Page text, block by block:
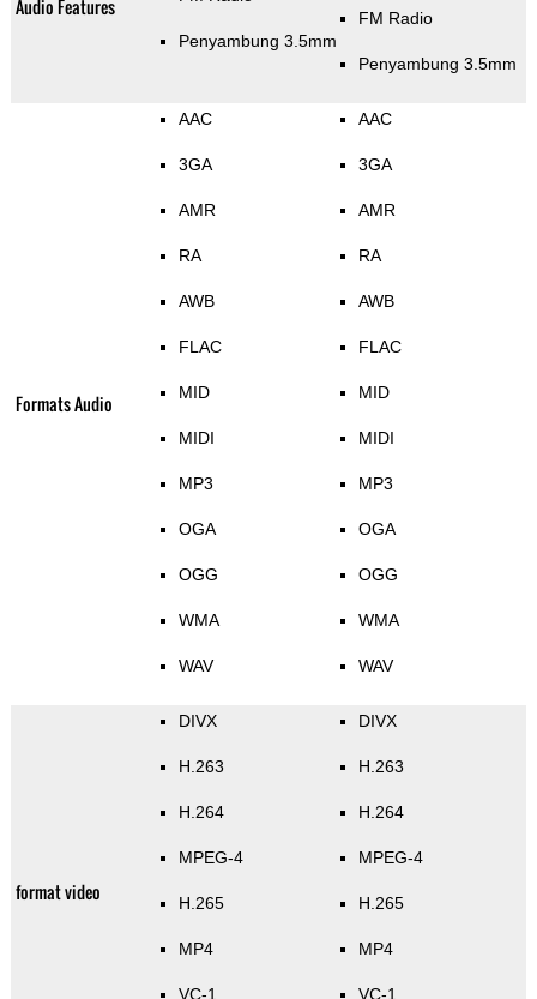
Audio Features
Penyambung 3.5mm
FM Radio
Penyambung 3.5mm
Formats Audio
AAC
3GA
AMR
RA
AWB
FLAC
MID
MIDI
MP3
OGA
OGG
WMA
WAV
AAC
3GA
AMR
RA
AWB
FLAC
MID
MIDI
MP3
OGA
OGG
WMA
WAV
format video
DIVX
H.263
H.264
MPEG-4
H.265
MP4
VC-1
DIVX
H.263
H.264
MPEG-4
H.265
MP4
VC-1